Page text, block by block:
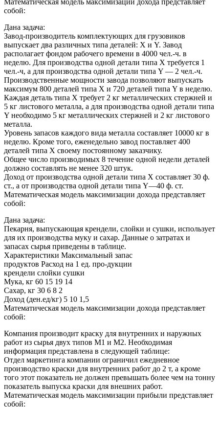
Математическая модель максимизации дохода представляет
собой:
Дана задача:
Завод-производитель комплектующих для грузовиков
выпускает два различных типа деталей: X и Y. Завод
располагает фондом рабочего времени в 4000 чел.-ч. в
неделю. Для производства одной детали типа X требуется 1
чел.-ч, а для производства одной детали типа Y — 2 чел.-ч.
Производственные мощности завода позволяют выпускать
максимум 800 деталей типа X и 720 деталей типа Y в неделю.
Каждая деталь типа X требует 2 кг металлических стержней и
5 кг листового металла, а для производства одной детали типа
Y необходимо 5 кг металлических стержней и 2 кг листового
металла.
Уровень запасов каждого вида металла составляет 10000 кг в
неделю. Кроме того, еженедельно завод поставляет 400
деталей типа X своему постоянному заказчику.
Общее число производимых 8 течение одной недели деталей
должно составлять не менее 320 штук.
Доход от производства одной детали типа X составляет 30 ф.
ст., а от производства одной детали типа Y—40 ф. ст.
Математическая модель максимизации дохода представляет
собой:
Дана задача:
Пекарня, выпускающая крендели, слойки и сушки, использует
для их производства муку и сахар. Данные о затратах и
запасах сырья приведены в таблице.
Характеристики Максимальный запас
продуктов Расход на 1 ед. про-дукции
крендели слойки сушки
Мука, кг 60 15 19 14
Сахар, кг 30 6 8 2
Доход (ден.ед/кг) 5 10 1,5
Математическая модель максимизации дохода представляет
собой:
Компания производит краску для внутренних и наружных
работ из сырья двух типов М1 и М2. Необходимая
информация представлена в следующей таблице:
Отдел маркетинга компании ограничил ежедневное
производство краски для внутренних работ до 2 т, а кроме
того этот показатель не должен превышать более чем на тонну
показатель выпуска краски для внешних работ.
Математическая модель максимизации прибыли представляет
собой: